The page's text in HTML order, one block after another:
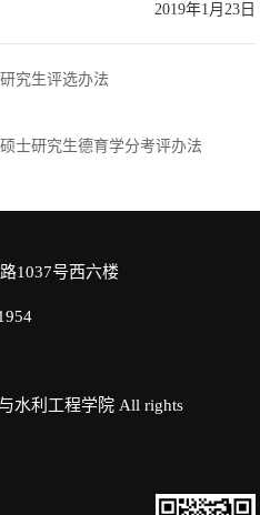
1月23日
究生评选办法
士研究生德育学分考评办法
1037号西六楼
水利工程学院 All rights